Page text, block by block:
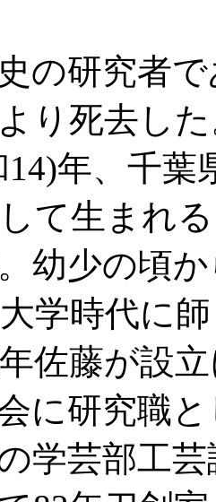
の研究者で
り死去し
年、千葉
て生まれ
幼少の頃
学時代に
佐藤が設
に研究職
学芸部工